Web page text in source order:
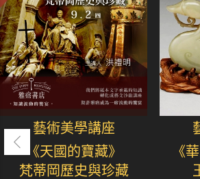
藝術美學講座
《天國的寶藏》
梵蒂岡歷史與珍藏
《